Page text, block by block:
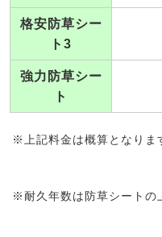
格安防草シー
ト3
強力防草シー
ト
※上記料金は概算となりま
※耐久年数は防草シートの